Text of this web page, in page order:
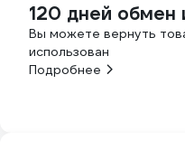
120 дней обмен
Вы можете вернуть
использован
Подробнее